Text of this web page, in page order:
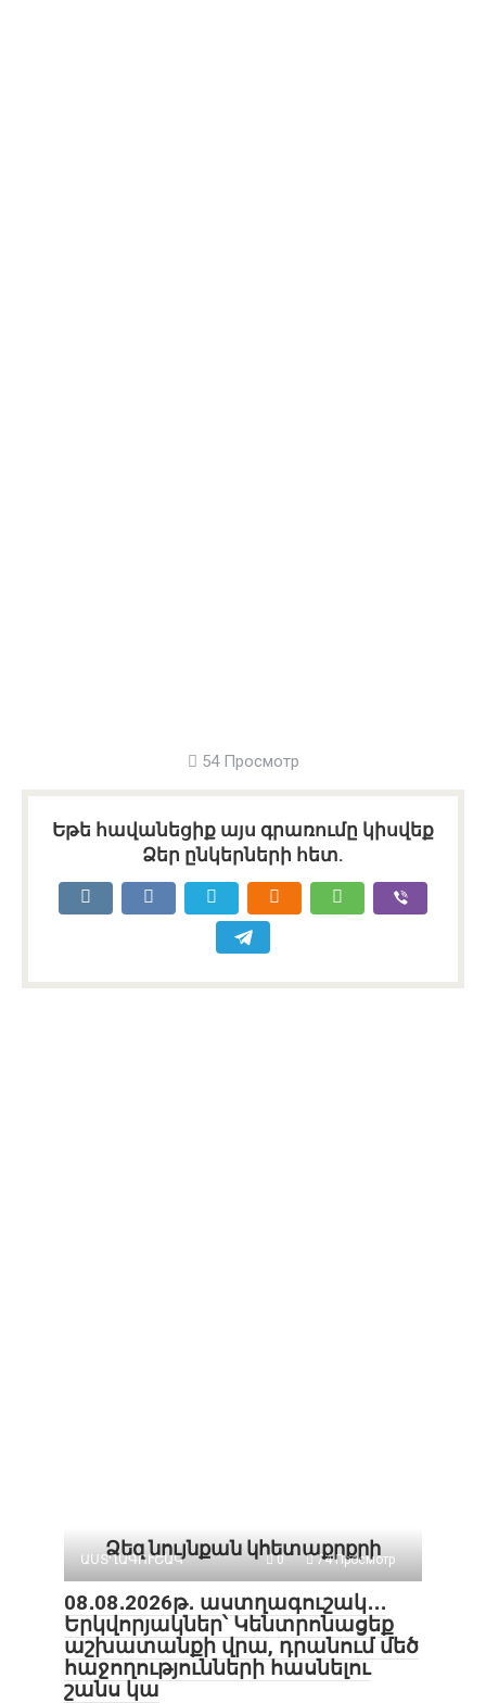
54 Просмотр
Եթե հավանեցիք այս գրառումը կիսվեք
Ձեր ընկերների հետ.
Ձեզ նույնքան կհետաքրքրի
ԱՍՏՂԱԳՈՒՇԱԿ 0 74 Просмотр
08․08․2026թ․ աստղագուշակ․․․
Երկվորյակներ՝ Կենտրոնացեք
աշխատանքի վրա, դրանում մեծ
հաջողությունների հասնելու
շանս կա